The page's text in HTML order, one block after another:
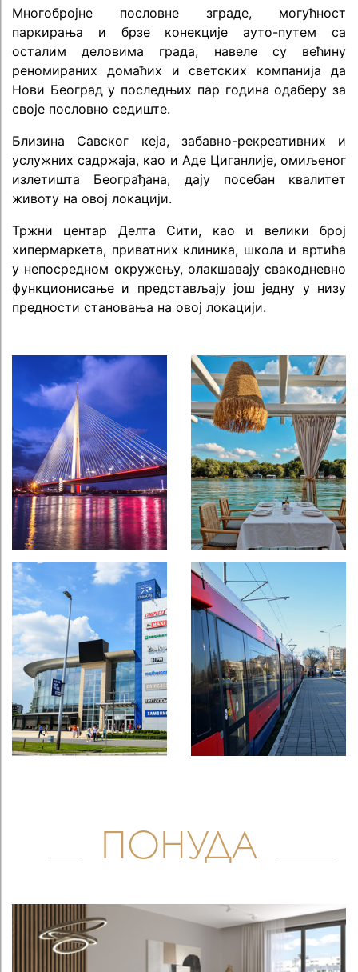
Многобројне пословне зграде, могућност
паркирања и брзе конекције ауто-путем са
осталим деловима града, навеле су већину
реномираних домаћих и светских компанија да
Нови Београд у последњих пар година одаберу за
своје пословно седиште.
Близина Савског кеја, забавно-рекреативних и
услужних садржаја, као и Аде Циганлије, омиљеног
излетишта Београђана, дају посебан квалитет
животу на овој локацији.
Тржни центар Делта Сити, као и велики број
хипермаркета, приватних клиника, школа и вртића
у непосредном окружењу, олакшавају свакодневно
функционисање и представљају још једну у низу
предности становања на овој локацији.
ПОНУДА